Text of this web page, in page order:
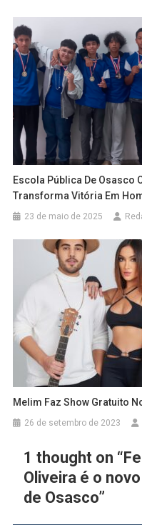
Escola Pública De Osasco
Transforma Vitória Em
23 de maio de 2025
Melim Faz Show Gratuito
26 de setembro de 2023
1 thought on “
Oliveira é o
de Osasco”